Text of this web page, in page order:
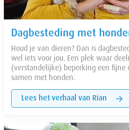
Dagbesteding met
Houd je van dieren? Dan is
wel iets voor jou. Een plek waar
(verstandelijke) beperking een fijne
samen met honden.
Lees het verhaal van Rian